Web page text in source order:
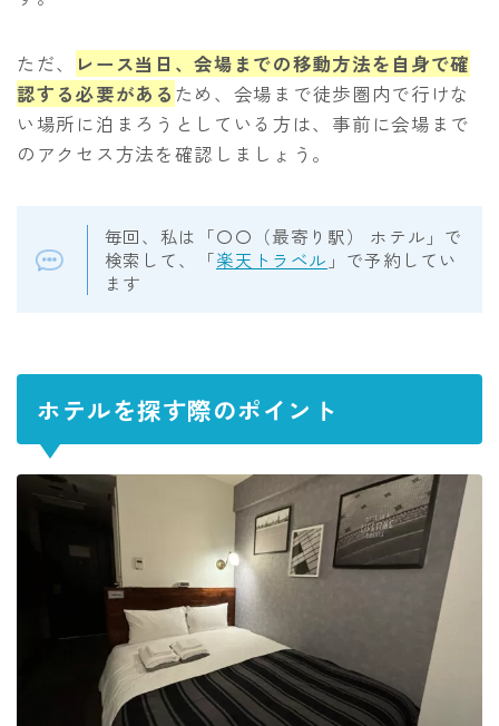
ただ、
レース当日、会場までの移動方法を自身で確
認する必要がある ため、会場まで徒歩圏内で行けな
い場所に泊まろうとしている方は、事前に会場まで
のアクセス方法を確認しましょう。
毎回、私は「〇〇（最寄り駅） ホテル」で
検索して、「楽天トラベル 」で予約してい
ます
ホテルを探す際のポイント